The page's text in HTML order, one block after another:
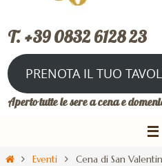
T. +39 0832 6128 23
PRENOTA IL TUO
Aperto tutte le sere a cena e
Eventi Cena di San